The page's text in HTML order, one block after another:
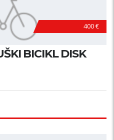
400 €
BICIKL DISK